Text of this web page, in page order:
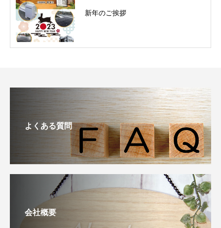
新年のご挨拶
よくある質問
会社概要